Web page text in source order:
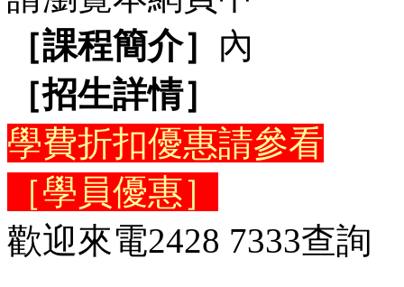
［課程簡介］ 內
［招生詳情］
學費折扣優惠請參看
［學員優惠］
歡迎來電2428 7333查詢